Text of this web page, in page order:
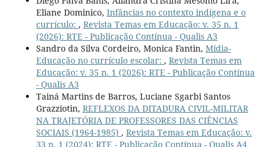
Eliane Dominico, Infâncias no contexto indígena e o
currículo: , Revista Temas em Educação: v. 35 n. 1
(2026): RTE - Publicação Contínua - Qualis A3
Sandro da Silva Cordeiro, Monica Fantin, Mídia-
Educação no currículo escolar: , Revista Temas em
Educação: v. 35 n. 1 (2026): RTE - Publicação Contínua
- Qualis A3
Tainá Martins de Barros, Luciane Sgarbi Santos
Grazziotin, REFLEXOS DA DITADURA CIVIL-MILITAR
NA TRAJETÓRIA DE PROFESSORES DAS CIÊNCIAS
SOCIAIS (1964-1985) , Revista Temas em Educação: v.
33 n. 1 (2024): RTE - Publicação Contínua - Qualis A4